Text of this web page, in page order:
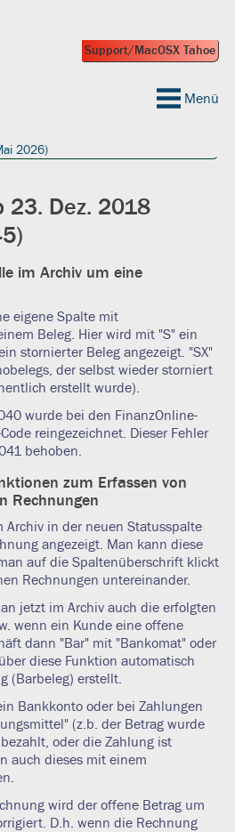
Support/MacOSX Tahoe
Menü
2026)
23. Dez. 2018
im Archiv um eine
eigene Spalte mit
Beleg. Hier wird mit "S" ein
stornierter Beleg angezeigt. "SX"
der selbst wieder storniert
erstellt wurde).
wurde bei den FinanzOnline-
reingezeichnet. Dieser Fehler
behoben.
zum Erfassen von
Rechnungen
Archiv in der neuen Statusspalte
angezeigt. Man kann diese
auf die Spaltenüberschrift klickt
Rechnungen untereinander.
jetzt im Archiv auch die erfolgten
wenn ein Kunde eine offene
dann "Bar" mit "Bankomat" oder
diese Funktion automatisch
(Barbeleg) erstellt.
Bankkonto oder bei Zahlungen
(z.b. der Betrag wurde
oder die Zahlung ist
auch dieses mit einem
wird der offene Betrag um
D.h. wenn die Rechnung